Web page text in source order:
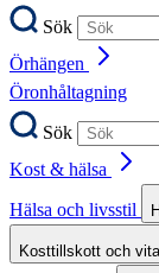
Sök
Örhängen
Öronhåltagning
Sök
Kost & hälsa
Hälsa och livsstil
Kosttillskott och